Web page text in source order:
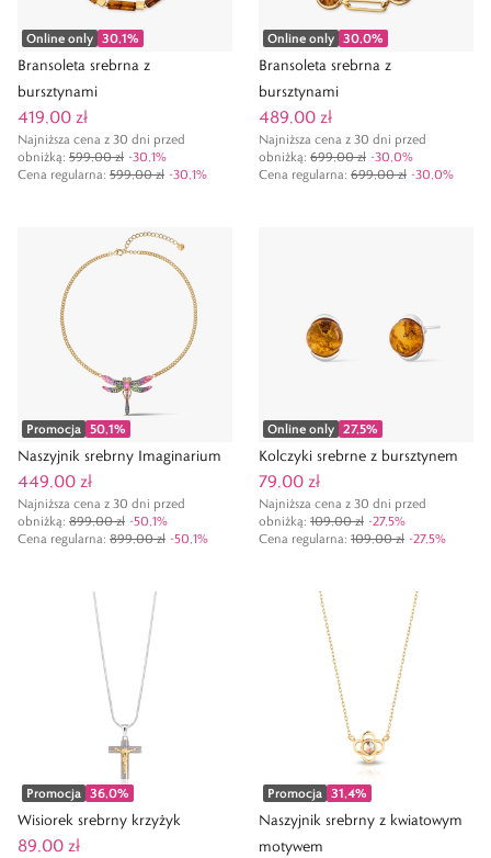
Online only 30,1%
Bransoleta srebrna z
bursztynami
419,00 zł
Najniższa cena z 30 dni przed
obniżką: 599,00 zł -30,1%
Cena regularna: 599,00 zł -30,1%
Online only 30,0%
Bransoleta srebrna z
bursztynami
489,00 zł
Najniższa cena z 30 dni przed
obniżką: 699,00 zł -30,0%
Cena regularna: 699,00 zł -30,0%
Promocja 50,1%
Naszyjnik srebrny Imaginarium
449,00 zł
Najniższa cena z 30 dni przed
obniżką: 899,00 zł -50,1%
Cena regularna: 899,00 zł -50,1%
Online only 27,5%
Kolczyki srebrne z bursztynem
79,00 zł
Najniższa cena z 30 dni przed
obniżką: 109,00 zł -27,5%
Cena regularna: 109,00 zł -27,5%
Promocja 36,0%
Wisiorek srebrny krzyżyk
89,00 zł
Promocja 31,4%
Naszyjnik srebrny z kwiatowym
motywem